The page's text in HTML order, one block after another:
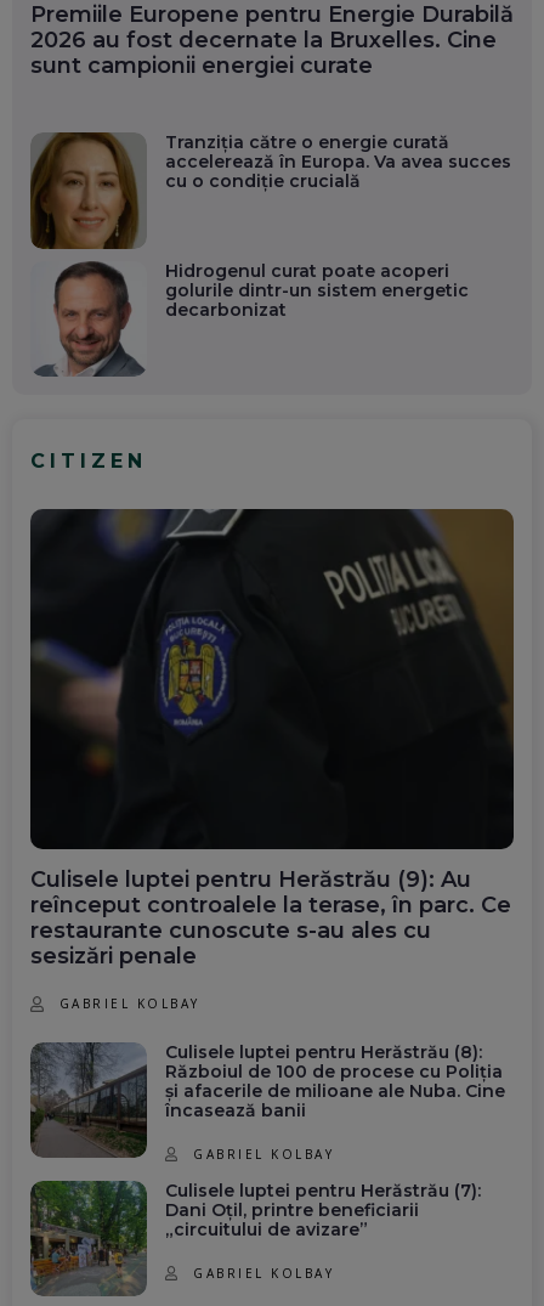
Premiile Europene pentru Energie Durabilă
2026 au fost decernate la Bruxelles. Cine
sunt campionii energiei curate
Tranziția către o energie curată
accelerează în Europa. Va avea succes
cu o condiție crucială
Hidrogenul curat poate acoperi
golurile dintr-un sistem energetic
decarbonizat
CITIZEN
Culisele luptei pentru Herăstrău (9): Au
reînceput controalele la terase, în parc. Ce
restaurante cunoscute s-au ales cu
sesizări penale
GABRIEL KOLBAY
Culisele luptei pentru Herăstrău (8):
Războiul de 100 de procese cu Poliția
și afacerile de milioane ale Nuba. Cine
încasează banii
GABRIEL KOLBAY
Culisele luptei pentru Herăstrău (7):
Dani Oțil, printre beneficiarii
„circuitului de avizare”
GABRIEL KOLBAY